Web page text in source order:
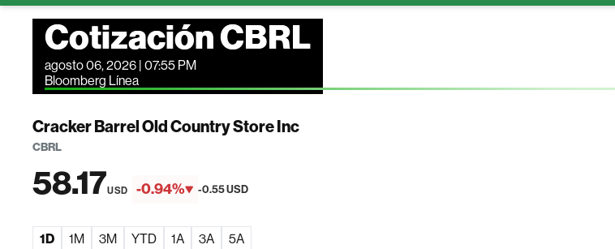
Cotización CBRL
agosto 06, 2026 | 07:55 PM
Bloomberg Línea
Cracker Barrel Old Country Store Inc
CBRL
58.17USD -0.94% -0.55 USD
1D 1M 3M YTD 1A 3A 5A